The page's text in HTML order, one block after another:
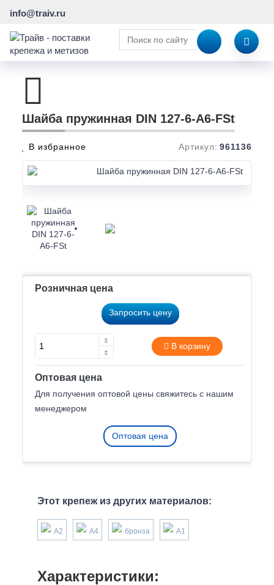
info@traiv.ru
Шайба пружинная DIN 127-6-A6-FSt
В избранное Артикул: 961136
Розничная цена
Запросить цену
В корзину
Оптовая цена
Для получения оптовой цены свяжитесь с нашим
менеджером
Оптовая цена
Этот крепеж из других материалов:
А2 А4 бронза А1
Характеристики: